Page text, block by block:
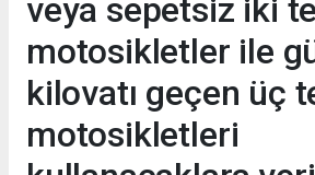
veya sepetsiz iki
motosikletler ile
kilovatı geçen üç
motosikletleri